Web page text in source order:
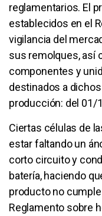
reglamentarios. El
establecidos en el
vigilancia del
sus remolques, así
componentes y
destinados a
producción: del 01/
Ciertas células de
estar faltando un
corto circuito y
batería, haciendo
producto no
Reglamento sobre